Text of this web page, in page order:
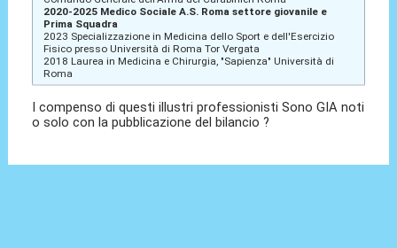
2020-2025 Medico Sociale A.S. Roma settore giovanile e
Prima Squadra
2023 Specializzazione in Medicina dello Sport e dell'Esercizio
Fisico presso Università di Roma Tor Vergata
2018 Laurea in Medicina e Chirurgia, "Sapienza" Università di
Roma
I compenso di questi illustri professionisti Sono GIA noti
o solo con la pubblicazione del bilancio ?